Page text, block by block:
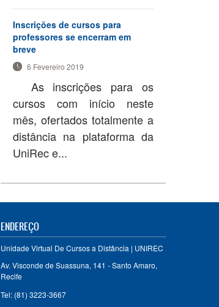
Inscrições de cursos para
professores se encerram em
breve
6 Fevereiro 2019
As inscrições para os
cursos com início neste
mês, ofertados totalmente a
distância na plataforma da
UniRec e...
ENDEREÇO
Unidade Virtual De Cursos a Distância | UNIREC
Av. Visconde de Suassuna, 141 - Santo Amaro,
Recife
Tel: (81) 3223-3667